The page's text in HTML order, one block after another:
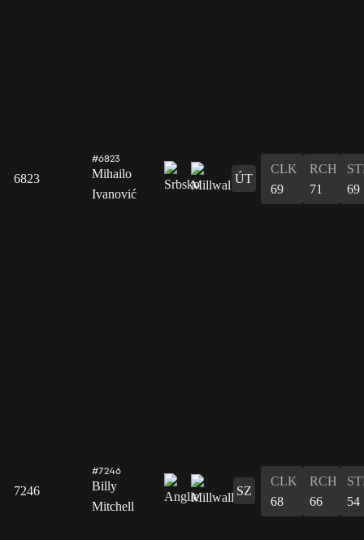
6823
#6823
Mihailo
Ivanović
ÚT
CLK
69
RCH
71
69
7246
#7246
Billy
Mitchell
SZ
CLK
68
RCH
66
54